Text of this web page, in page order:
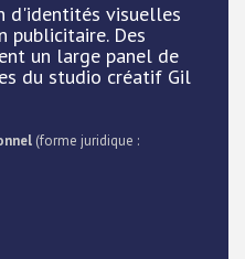
d'identités visuelles
Des
un large panel de
du studio créatif Gil
(forme juridique :